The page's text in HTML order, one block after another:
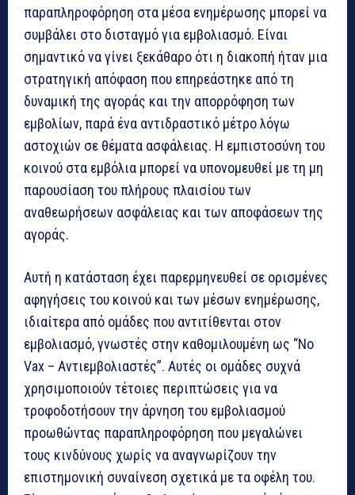
παραπληροφόρηση στα μέσα ενημέρωσης μπορεί να
συμβάλει στο δισταγμό για εμβολιασμό. Είναι
σημαντικό να γίνει ξεκάθαρο ότι η διακοπή ήταν μια
στρατηγική απόφαση που επηρεάστηκε από τη
δυναμική της αγοράς και την απορρόφηση των
εμβολίων, παρά ένα αντιδραστικό μέτρο λόγω
αστοχιών σε θέματα ασφάλειας. Η εμπιστοσύνη του
κοινού στα εμβόλια μπορεί να υπονομευθεί με τη μη
παρουσίαση του πλήρους πλαισίου των
αναθεωρήσεων ασφάλειας και των αποφάσεων της
αγοράς.
Αυτή η κατάσταση έχει παρερμηνευθεί σε ορισμένες
αφηγήσεις του κοινού και των μέσων ενημέρωσης,
ιδιαίτερα από ομάδες που αντιτίθενται στον
εμβολιασμό, γνωστές στην καθομιλουμένη ως “No
Vax – Αντιεμβολιαστές”. Αυτές οι ομάδες συχνά
χρησιμοποιούν τέτοιες περιπτώσεις για να
τροφοδοτήσουν την άρνηση του εμβολιασμού
προωθώντας παραπληροφόρηση που μεγαλώνει
τους κινδύνους χωρίς να αναγνωρίζουν την
επιστημονική συναίνεση σχετικά με τα οφέλη του.